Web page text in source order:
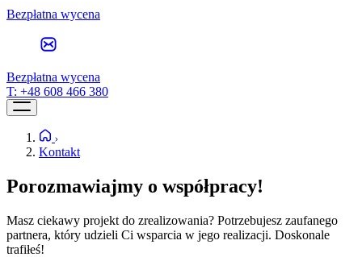
Bezpłatna wycena
Bezpłatna wycena
T: +48 608 466 380
Kontakt
Porozmawiajmy o współpracy!
Masz ciekawy projekt do zrealizowania? Potrzebujesz zaufanego
partnera, który udzieli Ci wsparcia w jego realizacji. Doskonale
trafiłeś!